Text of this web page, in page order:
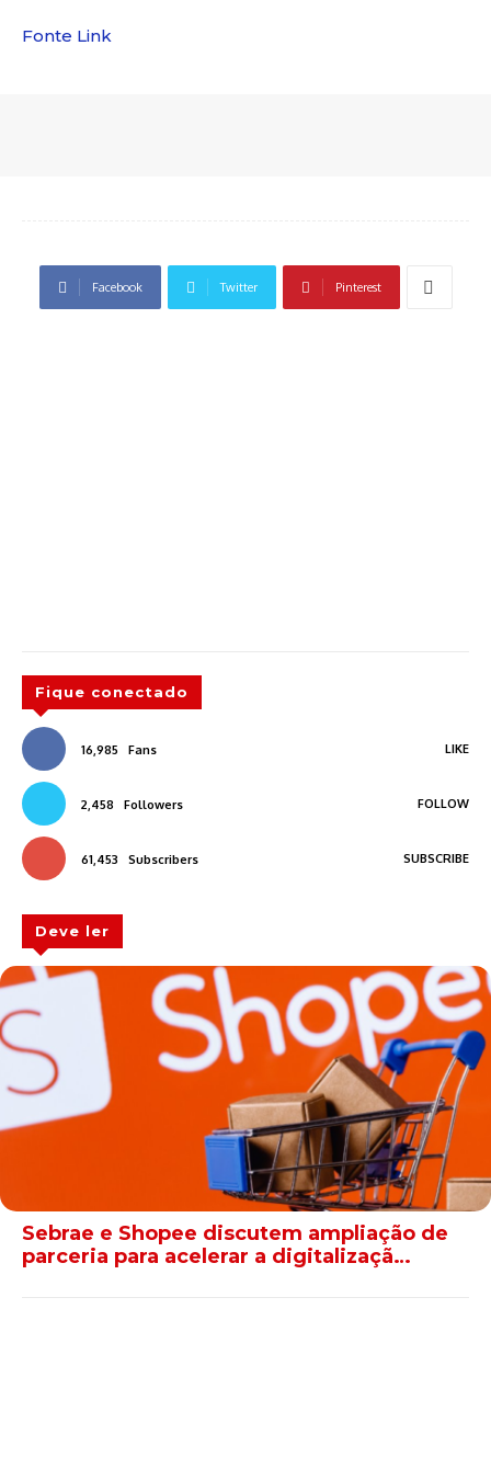
Fonte Link
Facebook Twitter Pinterest
Fique conectado
16,985 Fans LIKE
2,458 Followers FOLLOW
61,453 Subscribers SUBSCRIBE
Deve ler
Sebrae e Shopee discutem ampliação de
parceria para acelerar a digitalizaçã…